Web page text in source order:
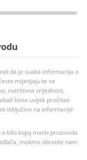
da je svaka informacija o
mijenjaju te se
nutritivna vrijednost,
biste uvijek pročitati
isključivo na informacije
bilo kojoj marki proizvoda
molimo obratite nam